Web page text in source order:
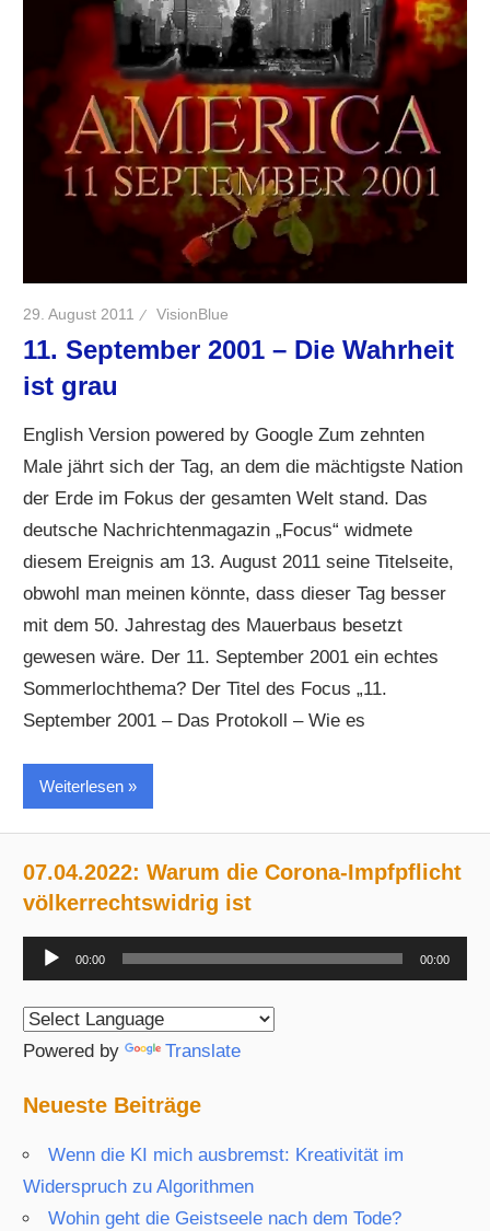
29. August 2011 VisionBlue
11. September 2001 – Die Wahrheit
ist grau
English Version powered by Google Zum zehnten
Male jährt sich der Tag, an dem die mächtigste Nation
der Erde im Fokus der gesamten Welt stand. Das
deutsche Nachrichtenmagazin „Focus“ widmete
diesem Ereignis am 13. August 2011 seine Titelseite,
obwohl man meinen könnte, dass dieser Tag besser
mit dem 50. Jahrestag des Mauerbaus besetzt
gewesen wäre. Der 11. September 2001 ein echtes
Sommerlochthema? Der Titel des Focus „11.
September 2001 – Das Protokoll – Wie es
Weiterlesen
07.04.2022: Warum die Corona-Impfpflicht
völkerrechtswidrig ist
Audio-
Player
00:00 00:00
Powered by Translate
Neueste Beiträge
Wenn die KI mich ausbremst: Kreativität im
Widerspruch zu Algorithmen
Wohin geht die Geistseele nach dem Tode?